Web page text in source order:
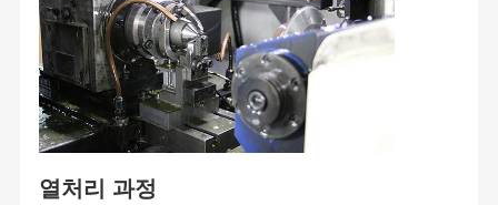
열처리 과정